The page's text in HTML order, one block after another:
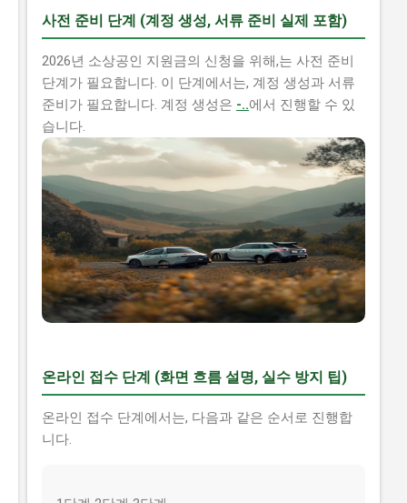
사전 준비 단계 (계정 생성, 서류 준비 실제 포함)
2026년 소상공인 지원금의 신청을 위해,는 사전 준비
단계가 필요합니다. 이 단계에서는, 계정 생성과 서류
준비가 필요합니다. 계정 생성은 -..에서 진행할 수 있
습니다.
온라인 접수 단계 (화면 흐름 설명, 실수 방지 팁)
온라인 접수 단계에서는, 다음과 같은 순서로 진행합
니다.